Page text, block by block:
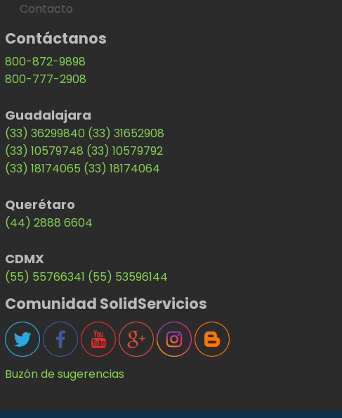
Contacto
Contáctanos
800-872-9898
800-777-2908
Guadalajara
(33) 36299840 (33) 31652908
(33) 10579748 (33) 10579792
(33) 18174065 (33) 18174064
Querétaro
(44) 2888 6604
CDMX
(55) 55766341 (55) 53596144
Comunidad SolidServicios
Buzón de sugerencias